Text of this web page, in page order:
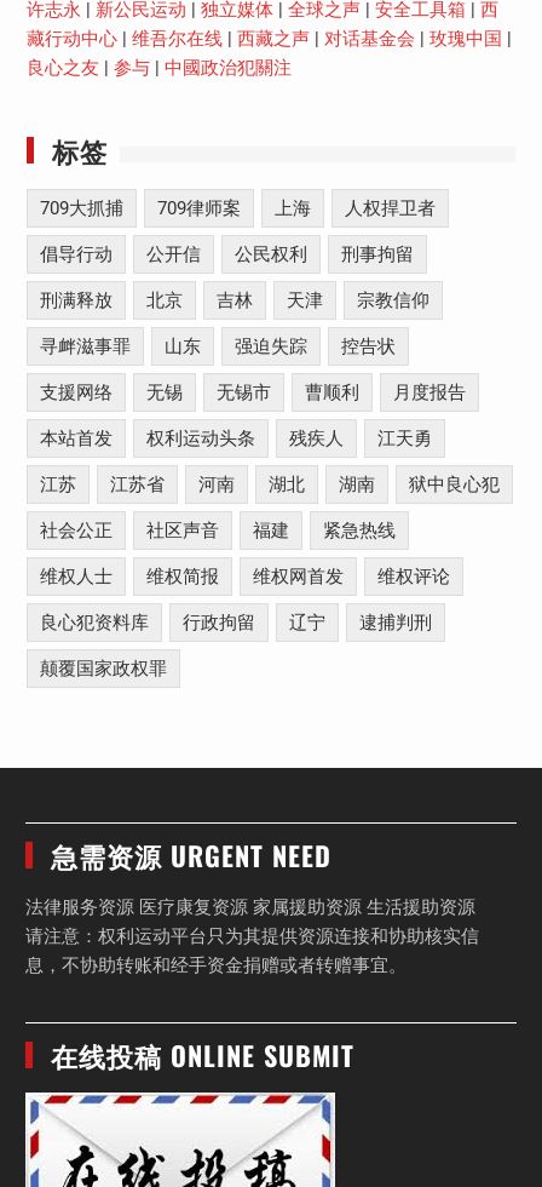
许志永
新公民运动 独立媒体| 全球之声| 安全工具箱
西
藏行动中心| 维吾尔在线| 西藏之声| 对话基金会 玫瑰中国
良心之友
参与| 中國政治犯關注
标签
709大抓捕 709律师案 上海 人权捍卫者
倡导行动 公开信 公民权利 刑事拘留
刑满释放 北京 吉林 天津 宗教信仰
寻衅滋事罪 山东 强迫失踪 控告状
支援网络 无锡 无锡市 曹顺利 月度报告
本站首发 权利运动头条 残疾人 江天勇
江苏 江苏省 河南 湖北 湖南 狱中良心犯
社会公正 社区声音 福建 紧急热线
维权人士 维权简报 维权网首发 维权评论
良心犯资料库 行政拘留 辽宁 逮捕判刑
颠覆国家政权罪
急需资源 URGENT NEED
法律服务资源 医疗康复资源 家属援助资源 生活援助资源
请注意：权利运动平台只为其提供资源连接和协助核实信
息，不协助转账和经手资金捐赠或者转赠事宜。
在线投稿 ONLINE SUBMIT